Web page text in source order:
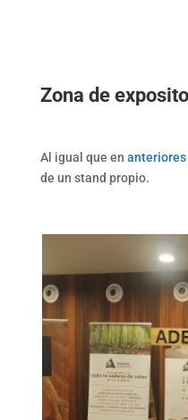
Zona de
Al igual que en anteriores
de un stand propio.